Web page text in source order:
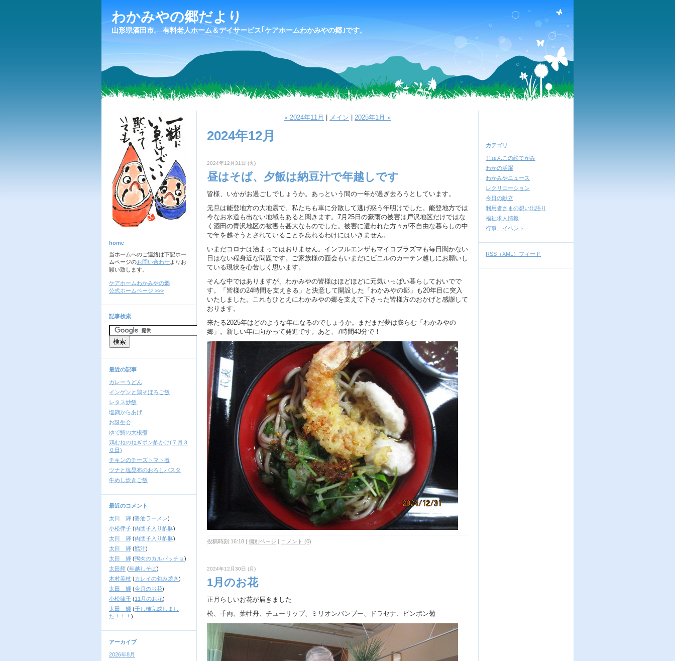
わかみやの郷だより
山形県酒田市。 有料老人ホーム＆デイサービス｢ケアホームわかみやの郷｣です。
home
当ホームへのご連絡は下記ホー
ムページのお問い合わせよりお
願い致します。
ケアホームわかみやの郷
公式ホームページ >>>
記事検索
最近の記事
カレーうどん
インゲンと鶏そぼろご飯
レタス炒飯
塩麹からあげ
お誕生会
ゆで鯖の大根煮
鶏むねのねぎポン酢かけ(７月３
０日)
チキンのチーズトマト煮
ツナと塩昆布のおろしパスタ
牛めし炊きご飯
最近のコメント
太田 輝 (醤油ラーメン)
小松律子 (肉団子入り酢豚)
太田 輝 (肉団子入り酢豚)
太田 輝 (鱈汁)
太田 輝 (鴨肉のカルパッチョ)
太田輝 (年越しそば)
木村美枝 (カレイの包み焼き)
太田 輝 (今月のお花)
小松律子 (11月のお花)
太田 輝 (干し柿完成しまし
た！！！ )
アーカイブ
2026年8月
« 2024年11月 メイン 2025年1月 »
2024年12月
2024年12月31日 (火)
昼はそば、夕飯は納豆汁で年越しです
皆様、いかがお過ごしでしょうか。あっという間の一年が過ぎ去ろうとしています。
元旦は能登地方の大地震で、私たちも車に分散して逃げ惑う年明けでした。能登地方では
今なお水道も出ない地域もあると聞きます。7月25日の豪雨の被害は戸沢地区だけではな
く酒田の青沢地区の被害も甚大なものでした。被害に遭われた方々が不自由な暮らしの中
で年を越そうとされていることを忘れるわけにはいきません。
いまだコロナは治まってはおりません。インフルエンザもマイコプラズマも毎日聞かない
日はない程身近な問題です。ご家族様の面会もいまだにビニルのカーテン越しにお願いし
ている現状を心苦しく思います。
そんな中ではありますが、わかみやの皆様はほどほどに元気いっぱい暮らしておいでで
す。「皆様の24時間を支えきる」と決意して開設した「わかみやの郷」も20年目に突入
いたしました。これもひとえにわかみやの郷を支えて下さった皆様方のおかげと感謝して
おります。
来たる2025年はどのような年になるのでしょうか。まだまだ夢は膨らむ「わかみやの
郷」。新しい年に向かって発進です。あと、7時間43分で！
投稿時刻 16:18 | 個別ページ | コメント (0)
2024年12月30日 (月)
1月のお花
正月らしいお花が届きました
松、千両、葉牡丹、チューリップ、ミリオンバンブー、ドラセナ、ピンポン菊
カテゴリ
じゅんこの絵てがみ
わかの活躍
わかみやニュース
レクリエーション
今日の献立
利用者さまの想い出語り
福祉求人情報
行事、イベント
RSS（XML）フィード